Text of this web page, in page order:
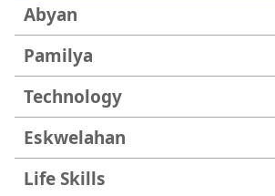
Abyan
Pamilya
Technology
Eskwelahan
Life Skills